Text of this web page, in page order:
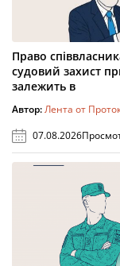
Право
судовий захист
залежить в
Автор:Лента от
07.08.2026